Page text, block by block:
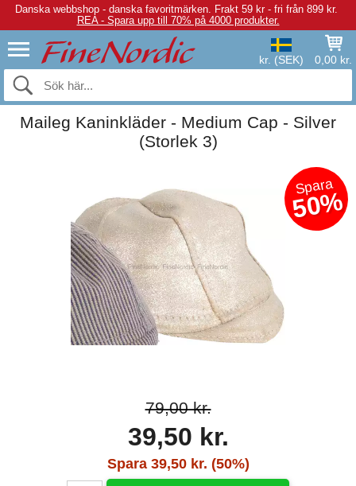
Danska webbshop - danska favoritmärken. Frakt 59 kr - fri från 899 kr.
REA - Spara upp till 70% på 4000 produkter.
kr. (SEK) 0,00 kr.
Maileg Kaninkläder - Medium Cap - Silver
(Storlek 3)
Spara
50%
79,00 kr.
39,50 kr.
Spara 39,50 kr. (50%)